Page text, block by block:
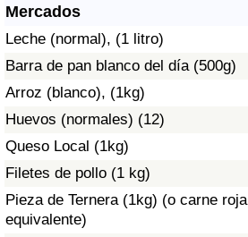
Mercados
Leche (normal), (1 litro)
Barra de pan blanco del día (500g)
Arroz (blanco), (1kg)
Huevos (normales) (12)
Queso Local (1kg)
Filetes de pollo (1 kg)
Pieza de Ternera (1kg) (o carne roja
equivalente)
Sanidad
Índice de Sanidad
Índice de Sanidad por País
Contaminación